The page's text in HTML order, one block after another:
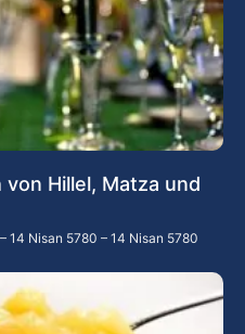
von Hillel, Matza und
14 Nisan 5780 – 14 Nisan 5780